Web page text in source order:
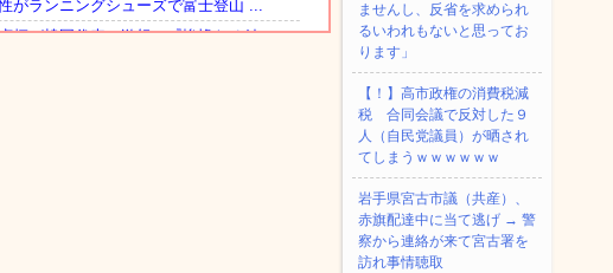
ませんし、反省を求められ
るいわれもないと思ってお
ります」
【！】高市政権の消費税減
税 合同会議で反対した９
人（自民党議員）が晒され
てしまうｗｗｗｗｗｗ
岩手県宮古市議（共産）、
赤旗配達中に当て逃げ → 警
察から連絡が来て宮古署を
訪れ事情聴取